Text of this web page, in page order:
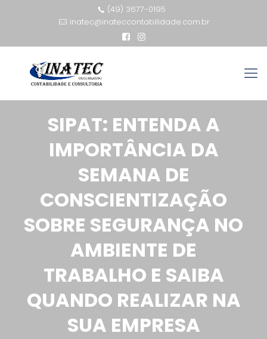
(49) 3677-0195
inatec@inateccontabilidade.com.br
SIPAT: ENTENDA A
IMPORTÂNCIA DA
SEMANA DE
CONSCIENTIZAÇÃO
SOBRE SEGURANÇA NO
AMBIENTE DE
TRABALHO E SAIBA
QUANDO REALIZAR NA
SUA EMPRESA